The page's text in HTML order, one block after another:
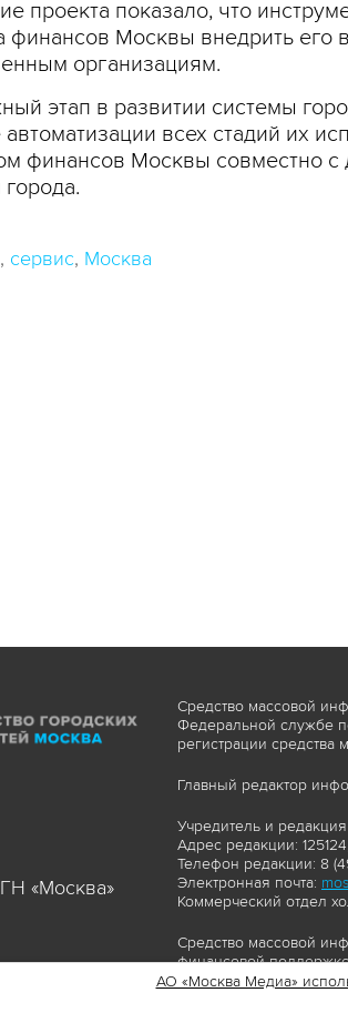
проекта показало, что
финансов Москвы внедрить его
организациям.
этап в развитии системы
всех стадий их
финансов Москвы совместно
сервис Москва
«Москва»
Средство массовой
Федеральной службе
регистрации
Главный редактор
Учредитель и
Адрес редакции:
Телефон редакции: 8
Электронная почта:
Коммерческий отдел
Средство массовой
финансовой
Сайт https://
АО «Москва Медиа»